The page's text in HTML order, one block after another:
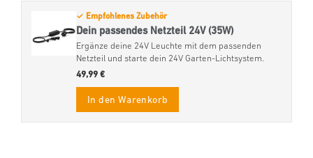
✓ Empfohlenes Zubehör
Dein passendes Netzteil 24V (35W)
Ergänze deine 24V Leuchte mit dem passenden
Netzteil und starte dein 24V Garten-Lichtsystem.
49,99 €
In den Warenkorb